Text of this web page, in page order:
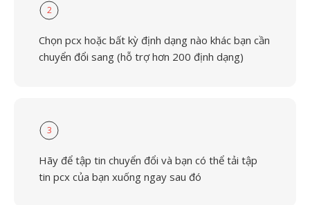
2
Chọn pcx hoặc bất kỳ định dạng nào khác bạn cần
chuyển đổi sang (hỗ trợ hơn 200 định dạng)
3
Hãy để tập tin chuyển đổi và bạn có thể tải tập
tin pcx của bạn xuống ngay sau đó